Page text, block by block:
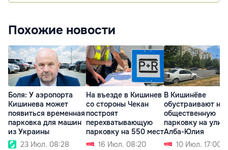
Похожие новости
Боля: У аэропорта
Кишинева может
появиться временная
парковка для машин
из Украины
23 Июл. 08:28
На въезде в Кишинев
со стороны Чекан
построят
перехватывающую
парковку на 550 мест
16 Июл. 08:20
В Кишинёве
обустраивают
общественную
парковку на
Алба-Юлия
10 Июл. 17:00